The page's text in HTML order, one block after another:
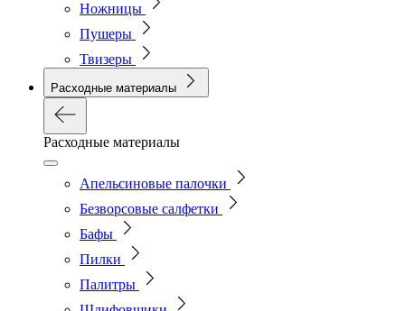
Ножницы
Пушеры
Твизеры
Расходные материалы
Расходные материалы
Апельсиновые палочки
Безворсовые салфетки
Бафы
Пилки
Палитры